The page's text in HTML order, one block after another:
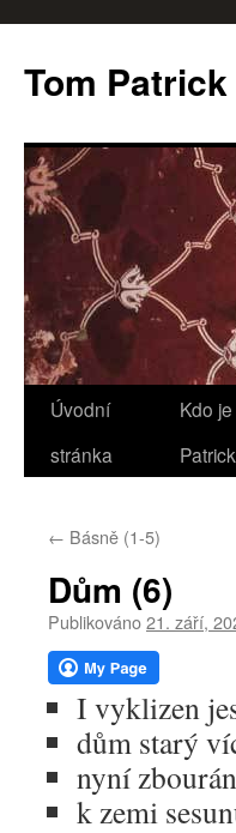
Tom Patrick
Přejít
webu
Úvodní
stránka
Kdo
← Básně (1-5)
Dům (6)
Publikováno21. září,
I vyklizen
dům starý
nyní
k zemi